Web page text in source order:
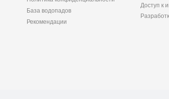
База водопадов
Рекомендации
Доступ к